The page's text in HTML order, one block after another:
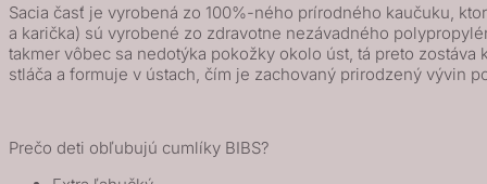
prírodného
kaučuku
2ks
2,
Ivory
Sacia časť je vyrobená zo 100%-ného prírodného kaučuku,
a karička) sú vyrobené zo zdravotne nezávadného
takmer vôbec sa nedotýka pokožky okolo úst, tá preto
stláča a formuje v ústach, čím je zachovaný prirodzený vývin
Prečo deti obľubujú cumlíky BIBS?